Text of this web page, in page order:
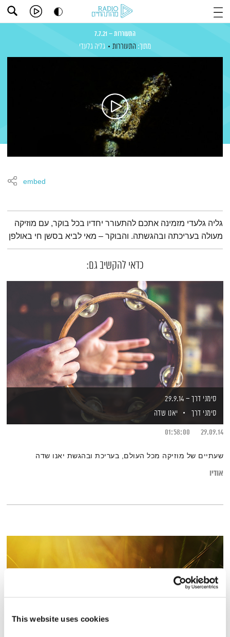
This website uses cookies
התעוררות – 7.7.21
מתוך: התעוררות גליה גלעדי
embed
תמצית הפודקאסט
גליה גלעדי מזמינה אתכם להתעורר יחדיו בכל בוקר, עם מוזיקה
מעולה בעריכתה ובהגשתה. והבוקר – מאי לביא בסשן חי באולפן
כדאי להקשיב גם:
סימני דרך – 29.9.14
סימני דרך
יאנו שדה
29.09.14
01:58:00
שעתיים של מוזיקה מכל העולם, בעריכת ובהגשת יאנו שדה
אודיו